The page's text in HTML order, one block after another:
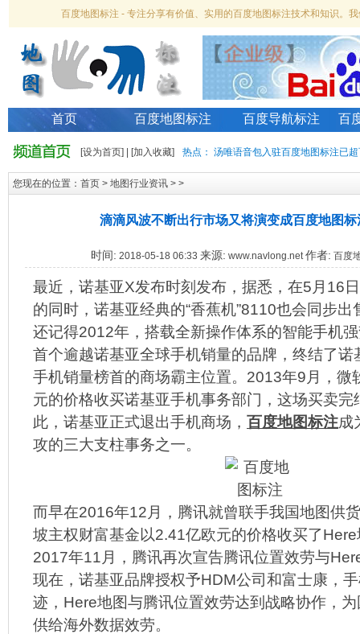
百度地图标注 - 专注分享有价值、实用的百度地图标注技术和知识。
首页 百度地图标注 百度导航标注 百
[设为首页] | [加入收藏] 热点： 汤唯语音包入驻百度地图标注已
您现在的位置： 首页 > 地图行业资讯 > >
滴滴风波不断出行市场又将演变成百度地图标
时间: 2018-05-18 06:33 来源: www.navlong.net 作者: 百度
最近，诺基亚X发布时刻发布，据悉，在5月16
的同时，诺基亚经典的“香蕉机”8110也会同步出
还记得2012年，搭载全新操作体系的智能手机
首个逾越诺基亚全球手机销量的品牌，终结了诺
手机销量榜首的商场霸主位置。2013年9月，微
元的价格收买诺基亚手机事务部门，这场买卖
此，诺基亚正式退出手机商场， 百度地图标注成
攻的三大支柱事务之一。
而早在2016年12月，腾讯就曾联手我国地图供
坡主权财富基金以2.41亿欧元的价格收买了
2017年11月，腾讯再次宣告腾讯位置效劳与
现在，诺基亚品牌授权予HDM公司和富士康，
迹，Here地图与腾讯位置效劳达到战略协作，
供给海外数据效劳。